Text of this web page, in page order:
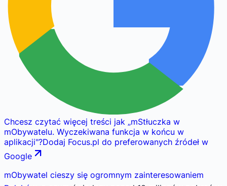
Chcesz czytać więcej treści jak „mStłuczka w
mObywatelu. Wyczekiwana funkcja w końcu w
aplikacji"?Dodaj Focus.pl do preferowanych źródeł w
Google
mObywatel cieszy się ogromnym zainteresowaniem